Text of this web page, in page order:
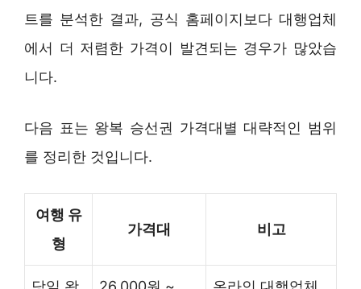
트를 분석한 결과, 공식 홈페이지보다 대행업체
에서 더 저렴한 가격이 발견되는 경우가 많았습
니다.
다음 표는 왕복 승선권 가격대별 대략적인 범위
를 정리한 것입니다.
여행 유
형
가격대 비고